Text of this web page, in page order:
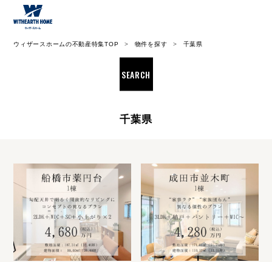
ウィザースホームの不動産特集TOP 物件を探す 千葉県
SEARCH
千葉県